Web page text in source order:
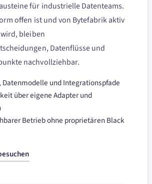
für industrielle Datenteams.
offen ist und von Bytefabrik aktiv
bleiben
Datenflüsse und
nachvollziehbar.
Datenmodelle und Integrationspfade
über eigene Adapter und
Betrieb ohne proprietären Black